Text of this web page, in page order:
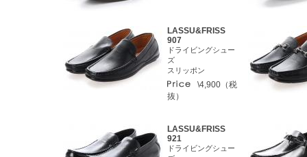
LASSU&FRISS
907
ドライビングシュー
ズ
スリッポン
\4,900（税
抜）
LASSU&FRISS
921
ドライビングシュー